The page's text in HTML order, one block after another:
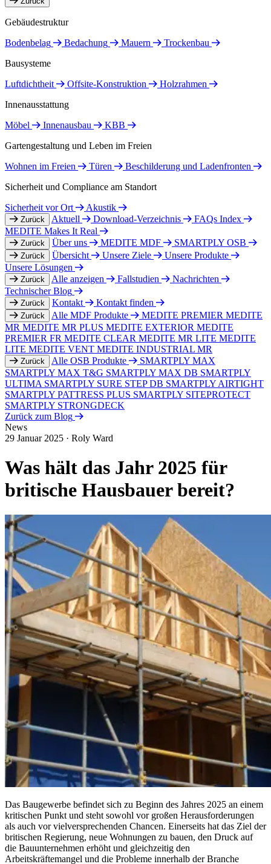
Gebäudestruktur
Bodenbelag
Bedachung Mauern
Trockenbau
Bausysteme
Luftdichtheit
Offsite-Konstruktion
Holzrahmen
Innenausstattung
Möbel
Innenausbau
KBB
Gartengestaltung und Leben im Freien
Wohnen im Freien
Türen
Beschilderung und Ladenfronten
Sicherheit und Compliance am Standort
Sicherheit vor Ort
Akustik
Zurück Aktuell Download-Verzeichnis
FAQs Index
MEDITE Makes It Real
Zurück Über uns MEDITE MDF SMARTPLY OSB
Zurück Übersicht Unsere Ziele
Unsere Produkte
Unsere Lösungen
Zurück Alle anzeigen Fallstudien
Nachrichten
Technischer Blog
Zurück Kontakt Kontakt finden
Zurück Alle MDF Produkte MEDITE PREMIER MEDITE
MR MEDITE MR PLUS MEDITE EXTERIOR MEDITE
PREMIER FR MEDITE CLEAR MEDITE MR LITE MEDITE
LITE MEDITE VENT MEDITE INDUSTRIAL MR
Zurück Alle OSB Produkte
SMARTPLY MAX
SMARTPLY MAX T&G SMARTPLY MAX DB SMARTPLY
ULTIMA SMARTPLY SURE STEP DB SMARTPLY AIRTIGHT
SMARTPLY PATTRESS PLUS SMARTPLY SITEPROTECT
SMARTPLY STRONGDECK
Zurück zum Blog
News
29 Januar 2025 · Roly Ward
Was hält das Jahr 2025 für
britische Hausbauer bereit?
Das Baugewerbe befindet sich zu Beginn des Jahres 2025 an einem
kritischen Punkt und steht sowohl vor großen Herausforderungen
als auch vor vielversprechenden Chancen. Einerseits hat das Ziel der
britischen Regierung, neue Wohnungen zu bauen, den Druck auf
die Bauunternehmen erhöht und gleichzeitig den
Arbeitskräftemangel und die Probleme innerhalb der Branche